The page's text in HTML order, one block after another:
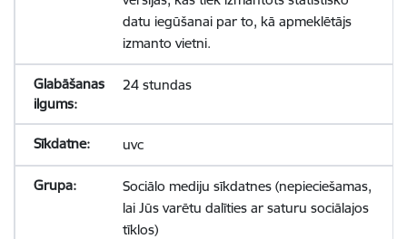
datu iegūšanai par to, kā apmeklētājs
izmanto vietni.
24 stundas
uvc
Sociālo mediju sīkdatnes (nepieciešamas,
lai Jūs varētu dalīties ar saturu sociālajos
tīklos)